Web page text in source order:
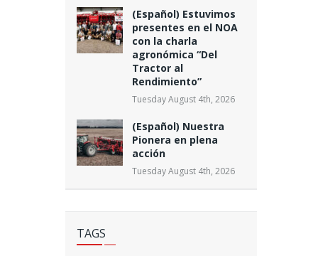
(Español) Estuvimos
presentes en el NOA
con la charla
agronómica “Del
Tractor al
Rendimiento”
Tuesday August 4th, 2026
(Español) Nuestra
Pionera en plena
acción
Tuesday August 4th, 2026
TAGS